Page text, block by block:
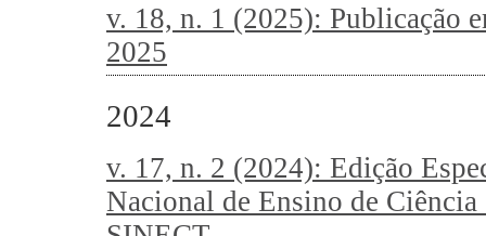
v. 18, n. 1 (2025): Publicação
2025
2024
v. 17, n. 2 (2024): Edição
Nacional de Ensino de